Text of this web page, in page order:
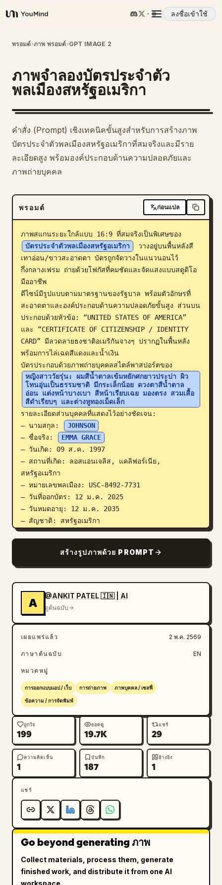
YouMind
ลงชื่อเข้าใช้
ภาพรวม
กรณีการใช้งาน
ทักษะ
พรอมต์
ราคา
ดาวน์โหลด
บล็อก
อัปเดต
พรอมต์›ภาพ พรอมต์›GPT IMAGE 2
ภาพจำลองบัตรประจำตัว
พลเมืองสหรัฐอเมริกา
คำสั่ง (Prompt) เชิงเทคนิคขั้นสูงสำหรับการสร้างภาพ
บัตรประจำตัวพลเมืองสหรัฐอเมริกาที่สมจริงและมีราย
ละเอียดสูง พร้อมองค์ประกอบด้านความปลอดภัยและ
ภาพถ่ายบุคคล
พรอมต์ ก่อนแปล
ภาพสแกนระยะใกล้แบบ 16:9 ที่สมจริงเป็นพิเศษของ
บัตรประจำตัวพลเมืองสหรัฐอเมริกา
วางอยู่บนพื้นหลังสี
เทาอ่อน/ขาวสะอาดตา บัตรถูกจัดวางในแนวนอนไว้
กึ่งกลางเฟรม ถ่ายด้วยโฟกัสที่คมชัดและจัดแสงแบบสตูดิโอ
มืออาชีพ
ดีไซน์มีรูปแบบตามมาตรฐานของรัฐบาล พร้อมตัวอักษรที่
สะอาดตาและองค์ประกอบด้านความปลอดภัยขั้นสูง ส่วนบน
ประกอบด้วยหัวข้อ: “UNITED STATES OF AMERICA”
และ “CERTIFICATE OF CITIZENSHIP / IDENTITY
CARD” มีลวดลายธงชาติอเมริกันจางๆ ปรากฏในพื้นหลัง
พร้อมการไล่เฉดสีแดงและน้ำเงิน
บัตรประกอบด้วยภาพถ่ายบุคคลสไตล์พาสปอร์ตของ
หญิงสาววัยรุ่น: ผมสีน้ำตาลเข้มหยักศกยาวประบ่า ผิว
โทนอุ่นเป็นธรรมชาติ มีกระเล็กน้อย ดวงตาสีน้ำตาล
อ่อน แต่งหน้าบางเบา สีหน้าเรียบเฉย มองตรง สวมเสื้อ
สีดำเรียบๆ และต่างหูทองเม็ดเล็ก
รายละเอียดส่วนบุคคลที่แสดงไว้อย่างชัดเจน:
– นามสกุล:
JOHNSON
– ชื่อจริง:
EMMA GRACE
– วันเกิด: 09 ส.ค. 1997
– สถานที่เกิด: ลอสแอนเจลิส, แคลิฟอร์เนีย,
สหรัฐอเมริกา
– หมายเลขพลเมือง: USC-8492-7731
– วันที่ออกบัตร: 12 ม.ค. 2025
– วันหมดอายุ: 12 ม.ค. 2035
– สัญชาติ: สหรัฐอเมริกา
องค์ประกอบด้านความปลอดภัยและการออกแบบประกอบ
– ลวดลายกิโยเช่ (Guilloche) ละเอียดทั่วทั้งพื้นผิว
– ข้อความพิมพ์จิ๋ว (Microprint) และการแกะลายเส้น
ทางด้านขวา
– ตราประทับโฮโลแกรมฝังลายดวงดาวและโล่
– ภาพประกอบเทพีเสรีภาพที่ผสมผสานอยู่ในพื้นหลังอย่าง
– ลายเซ็นที่ด้านล่าง: “Emma G. Johnson”
องค์ประกอบเพิ่มเติม:
บน
– บาร์โค้ดหรือแถบ ID ตามขอบด้านล่าง
– การไล่เฉดสีแดง ขาว และน้ำเงิน
พลาสติกเคลือบลามิเนต การสะท้อนแสงที่นุ่มนวล และการ
ซ้อนทับของโฮโลแกรมเพื่อความปลอดภัย ไม่เห็นมือในภาพ
องค์ประกอบภาพสะอาดตา เรียบง่าย และเป็นมืออาชีพ ราย
ละเอียดสูงมาก สมจริงเหมือนภาพถ่าย คุณภาพระดับ 8K
สร้างรูปภาพด้วย PROMPT
A
@ANKIT PATEL 🇮🇳 | AI
ดูต้นฉบับ
เผยแพร่แล้ว 2 พ.ค. 2569
ภาษาต้นฉบับ EN
หมวดหมู่
การออกแบบแอป / เว็บ การถ่ายภาพ ภาพบุคคล / เซลฟี่
ข้อความ / การจัดพิมพ์
ถูกใจ
199
ยอดดู
19.7K
แชร์
29
ความคิดเห็น
1
บันทึก
187
อ้างอิง
1
แชร์
Go beyond generating ภาพ
Collect materials, process them, generate
finished work, and distribute it from one AI
workspace.